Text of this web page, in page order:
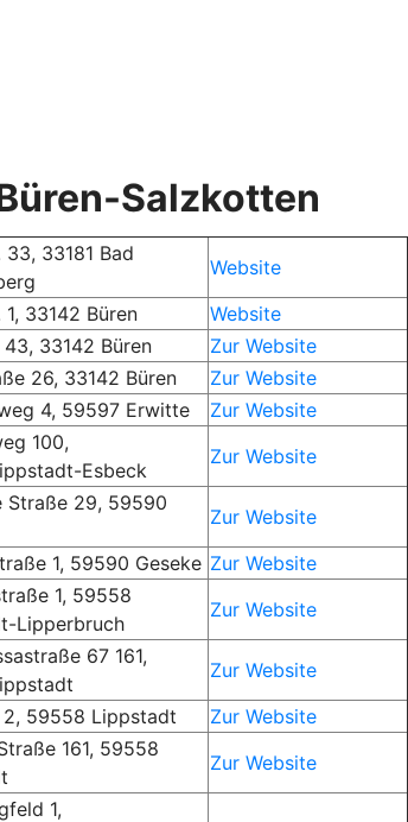
Salzkotten
33181 Bad
Website
33142 Büren
Website
33142 Büren
Zur Website
26, 33142 Büren
Zur Website
4, 59597 Erwitte
Zur Website
100,
Esbeck
Zur Website
Straße 29, 59590
Zur Website
1, 59590 Geseke Zur Website
1, 59558
Lipperbruch
Zur Website
67 161,
Zur Website
2, 59558 Lippstadt
Zur Website
161, 59558
Zur Website
1,